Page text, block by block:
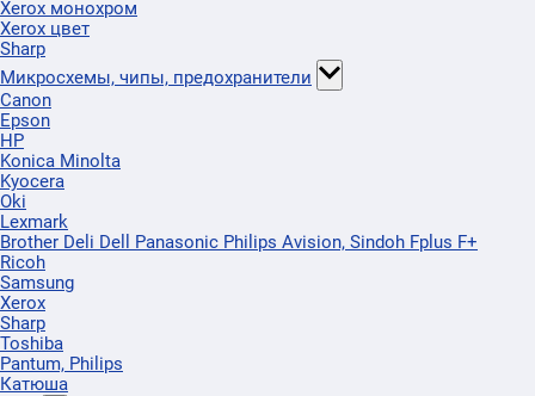
Xerox монохром
Xerox цвет
Sharp
Микросхемы, чипы, предохранители
Canon
Epson
HP
Konica Minolta
Kyocera
Oki
Lexmark
Brother Deli Dell Panasonic Philips Avision, Sindoh Fplus F+
Ricoh
Samsung
Xerox
Sharp
Toshiba
Pantum, Philips
Катюша